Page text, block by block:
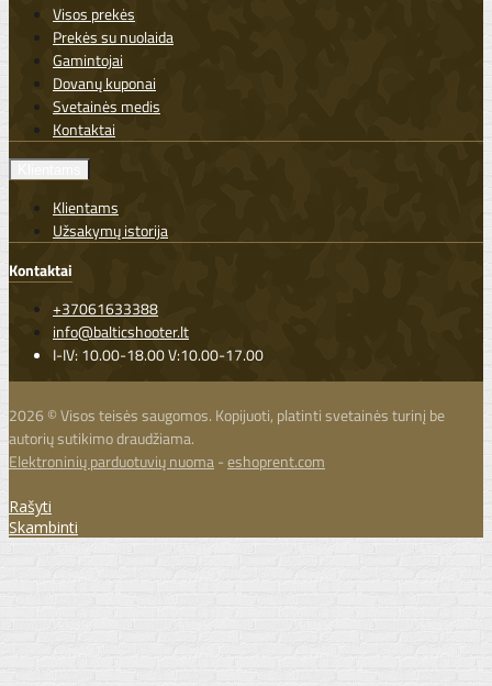
Visos prekės
Prekės su nuolaida
Gamintojai
Dovanų kuponai
Svetainės medis
Kontaktai
Klientams
Užsakymų istorija
Kontaktai
+37061633388
info@balticshooter.lt
I-IV: 10.00-18.00 V:10.00-17.00
2026 © Visos teisės saugomos. Kopijuoti, platinti svetainės turinį be
autorių sutikimo draudžiama.
Elektroninių parduotuvių nuoma-eshoprent.com
Rašyti
Skambinti